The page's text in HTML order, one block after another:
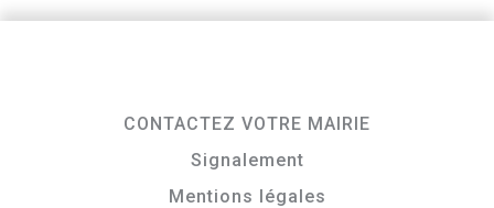
CONTACTEZ VOTRE MAIRIE
Signalement
Mentions légales